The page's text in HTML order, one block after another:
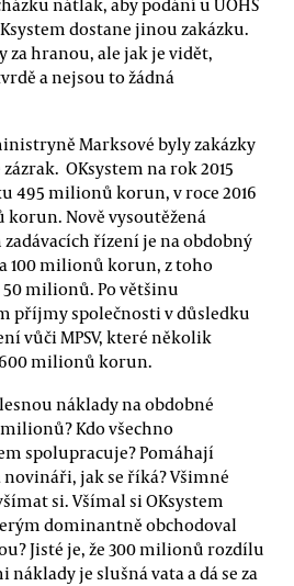
dostane jinou zakázku.
za hranou, ale jak je vidět,
a nejsou to žádná
Marksové byly zakázky
OKsystem na rok 2015
495 milionů korun, v roce 2016
Nově vysoutěžená
řízení je na obdobný
100 milionů korun, z toho
50 milionů. Po většinu
příjmy společnosti v důsledku
vůči MPSV, které několik
milionů korun.
náklady na obdobné
Kdo všechno
spolupracuje? Pomáhají
jak se říká? Všimné
si. Všímal si OKsystem
dominantně obchodoval
Jisté je, že 300 milionů rozdílu
je slušná vata a dá se za